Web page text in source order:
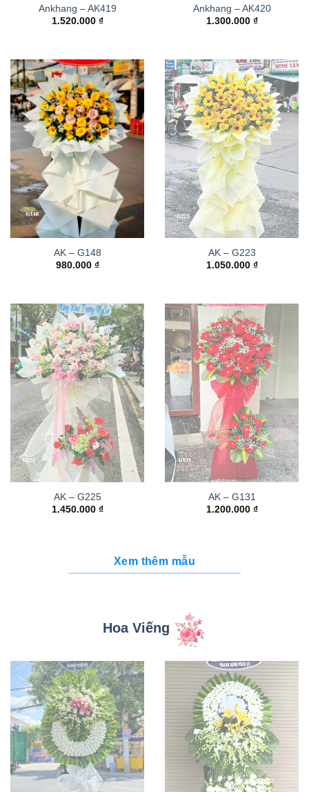
Ankhang – AK419
1.520.000 ₫
Ankhang – AK420
1.300.000 ₫
AK – G148
980.000 ₫
AK – G223
1.050.000 ₫
AK – G225
1.450.000 ₫
AK – G131
1.200.000 ₫
Xem thêm mẫu
Hoa Viếng